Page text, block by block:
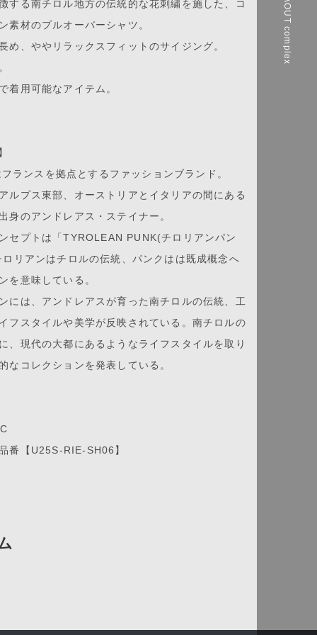
16AOUT complex
する南チロル地方の伝統的な花刺繍を施した、コ
素材のプルオーバーシャツ。
め、ややリラックスフィットのサイジング。
着用可能なアイテム。
ランスを拠点とするファッションブランド。
ルプス東部、オーストリアとイタリアの間にある
身のアンドレアス・ステイナー。
セプトは「TYROLEAN PUNK(チロリアンパン
リアンはチロルの伝統、パンクはは既成概念へ
を意味している。
には、アンドレアスが育った南チロルの伝統、工
フスタイルや美学が反映されている。南チロルの
、現代の大都にあるようなライフスタイルを取り
なコレクションを発表している。
番【U25S-RIE-SH06】